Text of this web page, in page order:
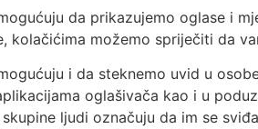
da prikazujemo oglase i
kolačićima možemo spriječiti da
i da steknemo uvid u
oglašivača kao i u
ljudi označuju da im se